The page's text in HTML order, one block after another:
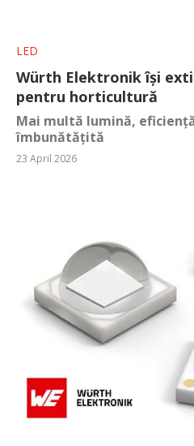
LED
Würth Elektronik își
pentru horticultură
Mai multă lumină,
îmbunătățită
23 April 2026